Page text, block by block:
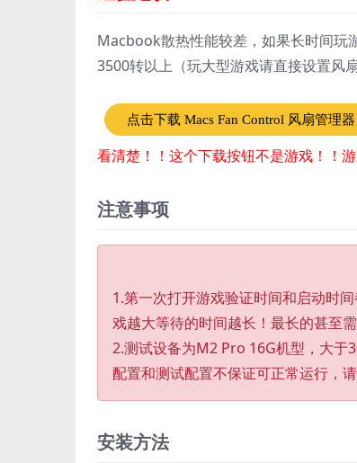
Macbook散热性能较差，如果长时间玩
3500转以上（玩大型游戏请直接设置风
点击下载 Macs Fan Control 风扇管理器
看清楚！！这个下载按钮不是游戏！！
注意事项
1.第一次打开游戏验证时间和启动时
戏越大等待的时间越长！最长的甚至
2.测试设备为M2 Pro 16G机型，大于
配置和测试配置不保证可正常运行，请
安装方法